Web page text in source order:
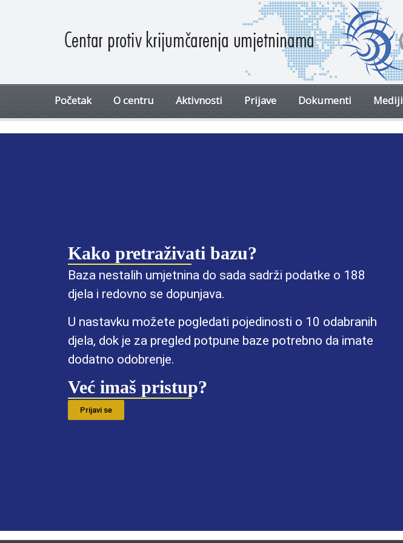
Početak O centru Aktivnosti Prijave Dokumenti Mediji
Kako pretraživati bazu?
Baza nestalih umjetnina do sada sadrži podatke o 188
djela i redovno se dopunjava.
U nastavku možete pogledati pojedinosti o 10 odabranih
djela, dok je za pregled potpune baze potrebno da imate
dodatno odobrenje.
Već imaš pristup?
Prijavi se